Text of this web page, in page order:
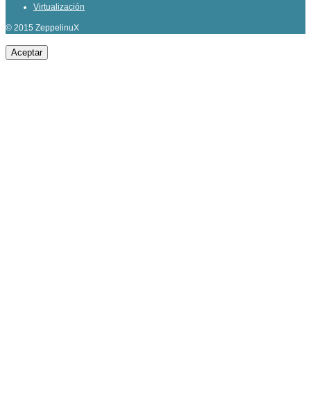
Virtualización
© 2015 ZeppelinuX
Aceptar